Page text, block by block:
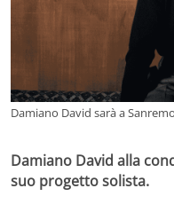
Damiano David sarà a
Damiano David alla
suo progetto solista.